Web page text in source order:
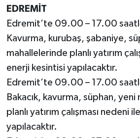
EDREMİT
Edremit’te 09.00 – 17.00
Kavurma, kurubaş, şabaniye,
mahallelerinde planlı yatırım
enerji kesintisi yapılacaktır.
Edremit’te 09.00 – 17.00
Bakacık, kavurma, süphan,
planlı yatırım çalışması nedeni
yapılacaktır.